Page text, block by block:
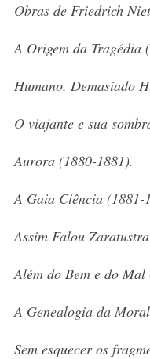
Obras de Friedrich
A Origem da Tragédia
Humano, Demasiado
O viajante e sua
Aurora (1880-1881).
A Gaia Ciência (1881-
Assim Falou
Além do Bem e do Mal
A Genealogia da
Sem esquecer os